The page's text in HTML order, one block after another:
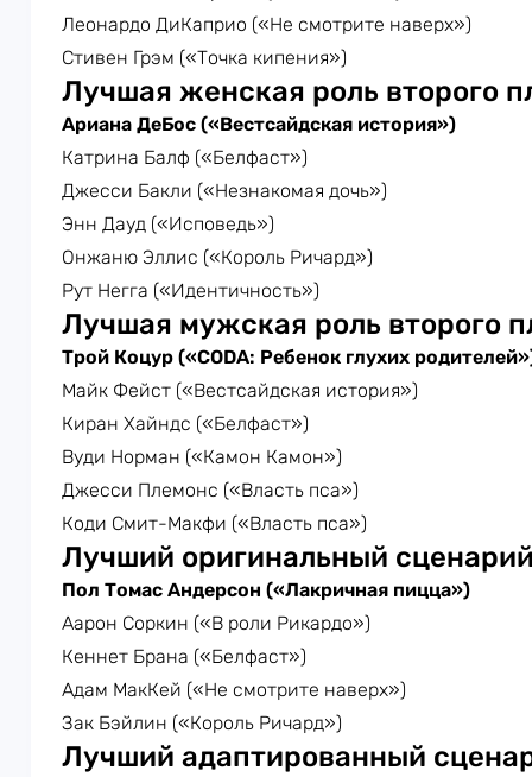
Леонардо ДиКаприо («Не смотрите наверх»)
Стивен Грэм («Точка кипения»)
Лучшая женская роль второго
Ариана ДеБос («Вестсайдская история»)
Катрина Балф («Белфаст»)
Джесси Бакли («Незнакомая дочь»)
Энн Дауд («Исповедь»)
Онжаню Эллис («Король Ричард»)
Рут Негга («Идентичность»)
Лучшая мужская роль второго
Трой Коцур («CODA: Ребенок глухих
Майк Фейст («Вестсайдская история»)
Киран Хайндс («Белфаст»)
Вуди Норман («Камон Камон»)
Джесси Племонс («Власть пса»)
Коди Смит-Макфи («Власть пса»)
Лучший оригинальный сценарий
Пол Томас Андерсон («Лакричная пицца»)
Аарон Соркин («В роли Рикардо»)
Кеннет Брана («Белфаст»)
Адам МакКей («Не смотрите наверх»)
Зак Бэйлин («Король Ричард»)
Лучший адаптированный